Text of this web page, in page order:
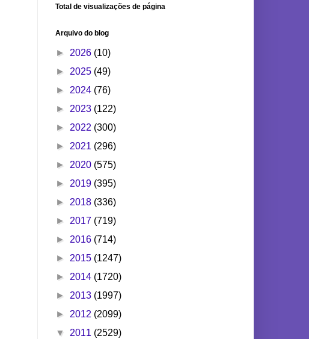
Total de visualizações de página
Arquivo do blog
► 2026 (10)
► 2025 (49)
► 2024 (76)
► 2023 (122)
► 2022 (300)
► 2021 (296)
► 2020 (575)
► 2019 (395)
► 2018 (336)
► 2017 (719)
► 2016 (714)
► 2015 (1247)
► 2014 (1720)
► 2013 (1997)
► 2012 (2099)
▼ 2011 (2529)